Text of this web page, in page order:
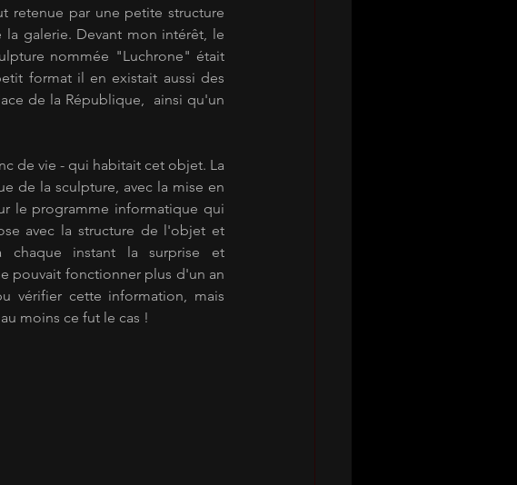
retenue par une petite structure
galerie. Devant mon intérêt, le
nommée "Luchrone" était
format il en existait aussi des
de la République,  ainsi qu'un
de la sculpture, avec la mise en
le programme informatique qui
avec la structure de l'objet et
chaque instant la surprise et
pouvait fonctionner plus d'un an
vérifier cette information, mais
moins ce fut le cas !